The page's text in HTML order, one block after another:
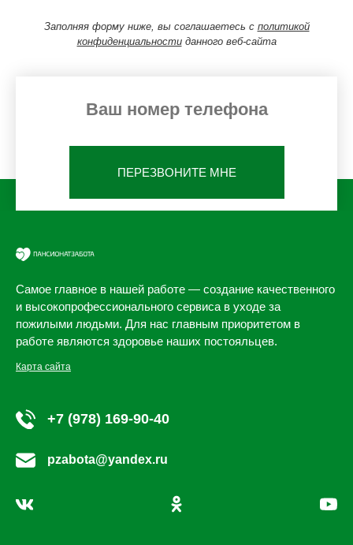
Заполняя форму ниже, вы соглашаетесь с политикой
конфиденциальностиданного веб-сайта
ПЕРЕЗВОНИТЕ МНЕ
Самое главное в нашей работе — создание качественного
и высокопрофессионального сервиса в уходе за
пожилыми людьми. Для нас главным приоритетом в
работе являются здоровье наших постояльцев.
Карта сайта
+7 (978) 169-90-40
pzabota@yandex.ru